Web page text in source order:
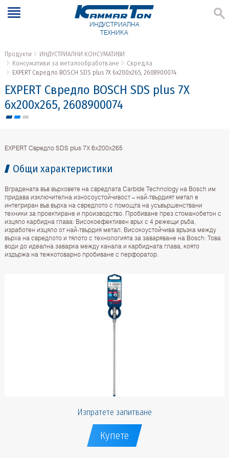
ИНДУСТРИАЛНА
ТЕХНИКА
Продукти
ИНДУСТРИАЛНИ КОНСУМАТИВИ
Консумативи за металообработване
Свредла
EXPERT Свредло BOSCH SDS plus 7X 6x200x265, 2608900074
EXPERT Свредло BOSCH SDS plus 7X
6x200x265, 2608900074
EXPERT Свредло SDS plus 7X 6x200x265
Общи характеристики
Вградената във върховете на свредлата Carbide Technology на Bosch им
придава изключителна износоустойчивост – най-твърдият метал е
интегриран във върха на свредлото с помощта на усъвършенствани
техники за проектиране и производство. Пробиване през стоманобетон с
изцяло карбидна глава: Високоефективен връх с 4 режещи ръба,
изработен изцяло от най-твърдия метал. Високоустойчива връзка между
върха на свредлото и тялото с технологията за заваряване на Bosch: Това
води до идеална заварка между канала и карбидната глава, която
издържа на тежкотоварно пробиване с перфоратор.
Изпратете запитване
Купете